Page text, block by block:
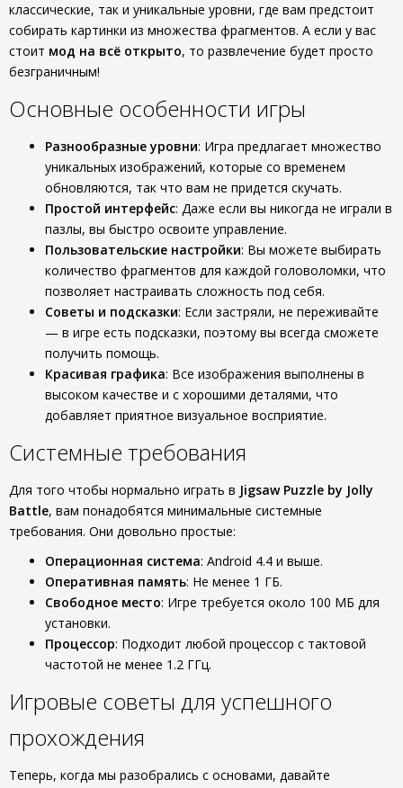
классические, так и уникальные уровни, где вам предстоит
собирать картинки из множества фрагментов. А если у вас
стоит мод на всё открыто, то развлечение будет просто
безграничным!
Основные особенности игры
Разнообразные уровни: Игра предлагает множество
уникальных изображений, которые со временем
обновляются, так что вам не придется скучать.
Простой интерфейс: Даже если вы никогда не играли в
пазлы, вы быстро освоите управление.
Пользовательские настройки: Вы можете выбирать
количество фрагментов для каждой головоломки, что
позволяет настраивать сложность под себя.
Советы и подсказки: Если застряли, не переживайте
— в игре есть подсказки, поэтому вы всегда сможете
получить помощь.
Красивая графика: Все изображения выполнены в
высоком качестве и с хорошими деталями, что
добавляет приятное визуальное восприятие.
Системные требования
Для того чтобы нормально играть в Jigsaw Puzzle by Jolly
Battle, вам понадобятся минимальные системные
требования. Они довольно простые:
Операционная система: Android 4.4 и выше.
Оперативная память: Не менее 1 ГБ.
Свободное место: Игре требуется около 100 МБ для
установки.
Процессор: Подходит любой процессор с тактовой
частотой не менее 1.2 ГГц.
Игровые советы для успешного
прохождения
Теперь, когда мы разобрались с основами, давайте